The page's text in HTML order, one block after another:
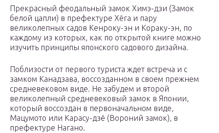
Прекрасный феодальный замок Химэ-дзи (Замок
белой цапли) в префектуре Хёга и пару
великолепных садов Кенроку-эн и Кораку-эн, по
каждому из которых, как по открытой книге можно
изучить принципы японского садового дизайна.
Поблизости от первого туриста ждет встреча и с
замком Канадзава, воссозданном в своем прежнем
средневековом виде. Не забудем и второй
великолепный средневековый замок в Японии,
который воссоздан в первоначальном виде,
Мацумото или Карасу-дзё (Вороний замок), в
префектуре Нагано.